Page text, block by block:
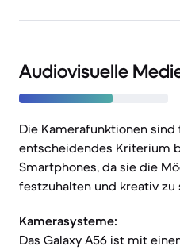
Audiovisuelle
Die Kamerafunktionen
entscheidendes Kriterium
Smartphones, da sie die
festzuhalten und kreativ zu
Kamerasysteme:
Das Galaxy A56 ist mit